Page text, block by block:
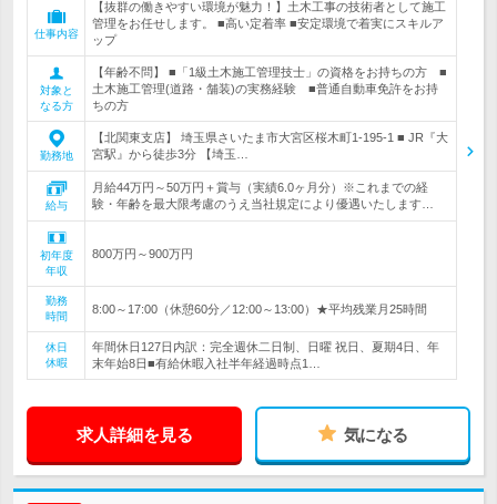
仕事内容
【抜群の働きやすい環境が魅力！】土木工事の技術者として施工
管理をお任せします。 ■高い定着率 ■安定環境で着実にスキルア
ップ
対象と
なる方
【年齢不問】 ■「1級土木施工管理技士」の資格をお持ちの方 ■
土木施工管理(道路・舗装)の実務経験 ■普通自動車免許をお持
ちの方
勤務地
【北関東支店】 埼玉県さいたま市大宮区桜木町1-195-1 ■ JR『大
宮駅』から徒歩3分 【埼玉…
給与
月給44万円～50万円＋賞与（実績6.0ヶ月分）※これまでの経
験・年齢を最大限考慮のうえ当社規定により優遇いたします…
初年度
年収
800万円～900万円
勤務
時間
8:00～17:00（休憩60分／12:00～13:00）★平均残業月25時間
休日
休暇
年間休日127日内訳：完全週休二日制、日曜 祝日、夏期4日、年
末年始8日■有給休暇入社半年経過時点1…
求人詳細を見る 気になる